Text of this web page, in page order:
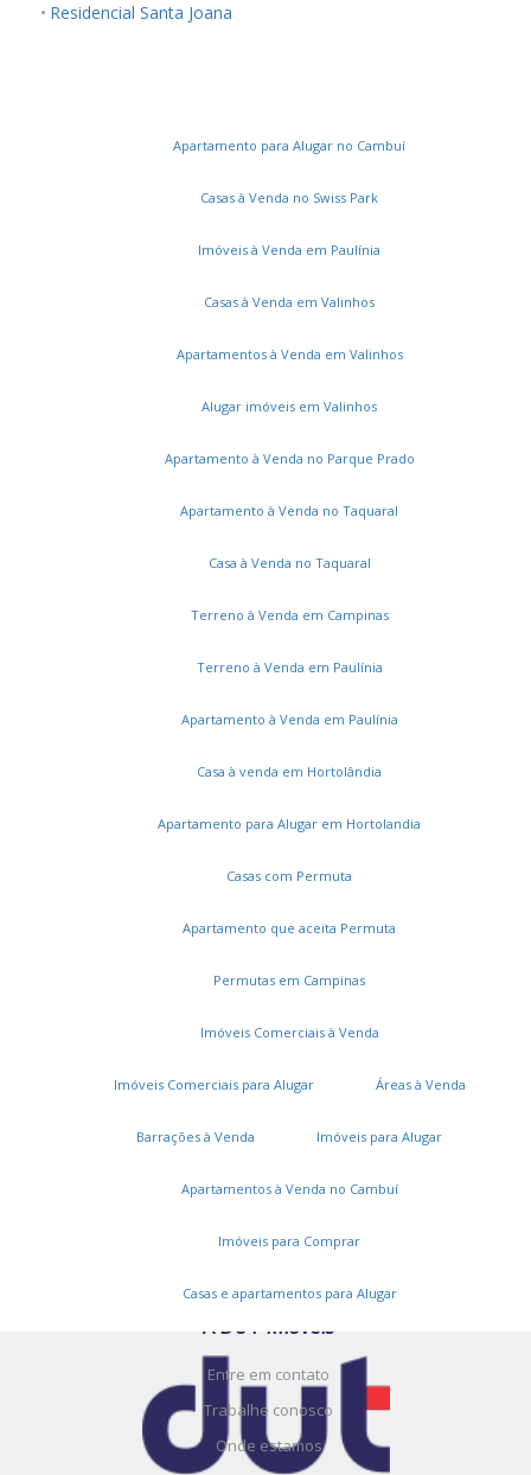
Residencial Santa Joana
Apartamento para Alugar no Cambuí
Casas à Venda no Swiss Park
Imóveis à Venda em Paulínia
Casas à Venda em Valinhos
Apartamentos à Venda em Valinhos
Alugar imóveis em Valinhos
Apartamento à Venda no Parque Prado
Apartamento à Venda no Taquaral
Casa à Venda no Taquaral
Terreno à Venda em Campinas
Terreno à Venda em Paulínia
Apartamento à Venda em Paulínia
Casa à venda em Hortolândia
Apartamento para Alugar em Hortolandia
Casas com Permuta
Apartamento que aceita Permuta
Permutas em Campinas
Imóveis Comerciais à Venda
Imóveis Comerciais para Alugar Áreas à Venda
Barrações à Venda Imóveis para Alugar
Apartamentos à Venda no Cambuí
Imóveis para Comprar
Casas e apartamentos para Alugar
Serviços
Cadastros e Propostas
A DUT Imóveis
Entre em contato
Trabalhe conosco
Onde estamos